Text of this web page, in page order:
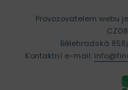
Provozovatelem webu je
Bělehradská
Kontaktní e-mail: